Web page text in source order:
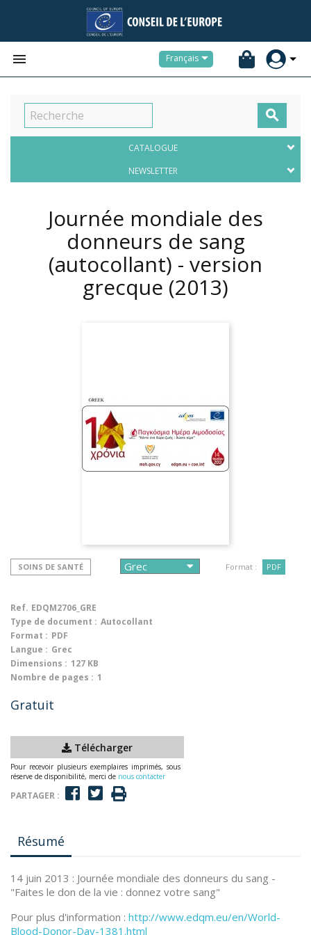
 Français

CATALOGUE
NEWSLETTER
Journée mondiale des
donneurs de sang
(autocollant) - version
grecque (2013)
SOINS DE SANTÉ Format : PDF
Ref. EDQM2706_GRE
Type de document : Autocollant
Format : PDF
Langue : Grec
Dimensions : 127 KB
Nombre de pages : 1
Gratuit
Télécharger
Pour recevoir plusieurs exemplaires imprimés, sous
réserve de disponibilité, merci de nous contacter
PARTAGER :
Résumé
14 juin 2013 : Journée mondiale des donneurs du sang -
"Faites le don de la vie : donnez votre sang"
Pour plus d'information : http://www.edqm.eu/en/World-
Blood-Donor-Day-1381.html